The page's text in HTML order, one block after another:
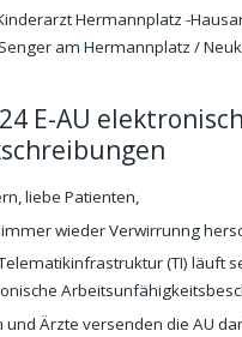
Hermannplatz -
am Hermannplatz /
E-AU
liebe Patienten,
wieder Verwirrunng
(TI) läuft
und Ärzte versenden die AU